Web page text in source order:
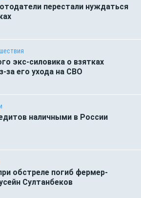
перестали нуждаться
экс-силовика о взятках
за его ухода на СВО
наличными в России
обстреле погиб фермер-
Султанбеков